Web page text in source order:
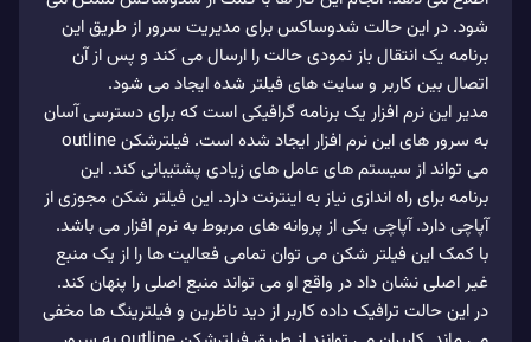
شود. در این حالت شدوساکس برای مدیریت سرور از طریق این
برنامه یک انتقال باز نمودی حالت را ارسال می کند و پس از آن
اتصال بین کاربر و سایت های فیلتر شده ایجاد می شود.
مدیر این نرم افزار یک برنامه گرافیکی است که برای دسترسی آسان
به سرور های این نرم افزار ایجاد شده است. فیلترشکن outline
می تواند از سیستم های عامل های زیادی پشتیبانی کند. این
برنامه برای راه اندازی نیاز به اینترنت دارد. این فیلتر شکن مجوزی از
آپاچی دارد. آپاچی یکی از پروانه های مربوط به نرم افزار می باشد.
با کمک این فیلتر شکن می توان تمامی فعالیت ها را از یک منبع
غیر اصلی نشان داد در واقع او می تواند منبع اصلی را پنهان کند.
در این حالت ترافیک داده کاربر از دید ناظرین و فیلترینگ ها مخفی